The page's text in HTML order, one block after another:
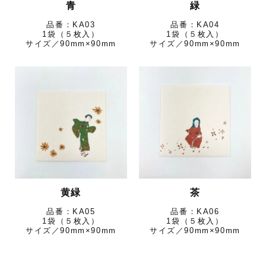
青
KA03
1袋（５枚入）
サイズ／90mm×90mm
緑
KA04
1袋（５枚入）
サイズ／90mm×90mm
黄緑
KA05
1袋（５枚入）
サイズ／90mm×90mm
茶
KA06
1袋（５枚入）
サイズ／90mm×90mm